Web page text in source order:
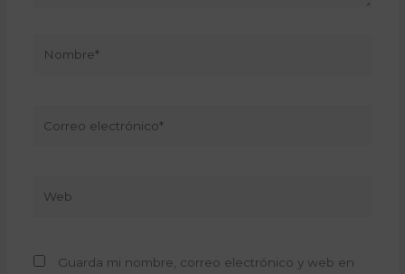
electrónico*
Guarda mi nombre, correo electrónico y web en